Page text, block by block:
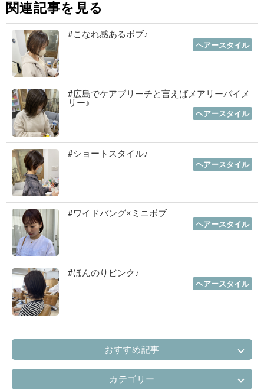
関連記事を見る
#こなれ感あるボブ♪
ヘアースタイル
#広島でケアブリーチと言えばメアリーバイメ
リー♪
ヘアースタイル
#ショートスタイル♪
ヘアースタイル
#ワイドバング×ミニボブ
ヘアースタイル
#ほんのりピンク♪
ヘアースタイル
おすすめ記事
カテゴリー